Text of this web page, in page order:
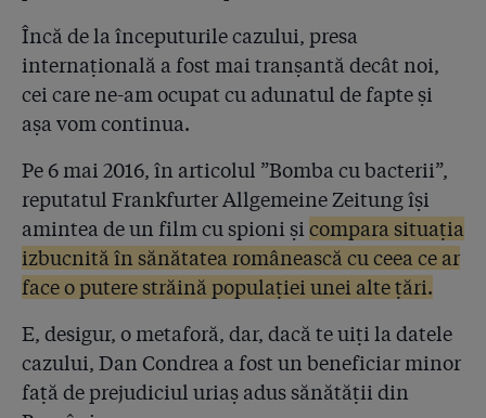
Rechizitoriul Parchetului General: ”39 din 41 de
biocide Hexi Pharma au fost ineficiente”!
4.49
Urmarea presiunii publicului și a presei pe Sănătate:
Ziarul Financiar scrie că salariile medicilor s-au mărit
cu 80% în anul de după Colectiv!
132 de spitale publice și private se declară înșelate în
procesul Hexi Pharma! Dar nu spitalul SRI!
4.51
CINISMUL SRI: Serviciul spune că jurnaliștii sunt în
eroare, dar adevărul e că spitalul său Agripa Ionescu
nu a dat în judecată Hexi Pharma!
4.52
Colectiv: ce s-a schimbat când spunem că nu s-a
schimbat nimic
Încă de la începuturile cazului, presa
internațională a fost mai tranșantă decât noi,
cei care ne-am ocupat cu adunatul de fapte și
așa vom continua.
Pe 6 mai 2016, în articolul ”Bomba cu bacterii”,
reputatul Frankfurter Allgemeine Zeitung își
amintea de un film cu spioni și compara situația
izbucnită în sănătatea românească cu ceea ce ar
face o putere străină populației unei alte țări.
E, desigur, o metaforă, dar, dacă te uiți la datele
cazului, Dan Condrea a fost un beneficiar minor
față de prejudiciul uriaș adus sănătății din